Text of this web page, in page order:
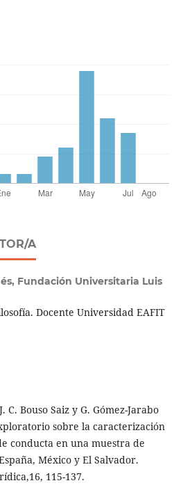
A
Fundación Universitaria Luis
Docente Universidad EAFIT
C. Bouso Saiz y G. Gómez-Jarabo
sobre la caracterización
conducta en una muestra de
México y El Salvador.
115-137.